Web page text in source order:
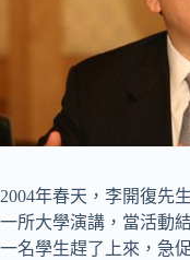
2004年春天，李開復先
一所大學演講，當活動
一名學生趕了上來，急